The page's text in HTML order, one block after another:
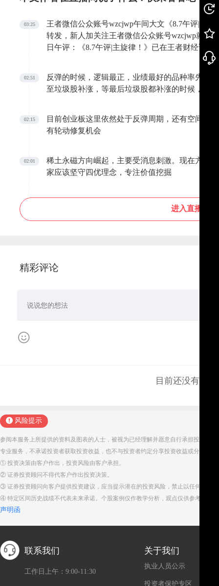
03:25
王者微信公众账号wzcjwp午间大文《8.7午评|主
转发，新人加关注王者微信公众账号wzcjwp就可
日午评：《8.7午评|主旋律！》已在王者财经论坛
om/forum.php?mod=viewthread&tid=34715&extra=
02:51
反弹的时候，逻辑最正，业绩最好的品种率先企
至垃圾股补涨，等最后垃圾股都补涨的时候，反
02:15
目前创业板这里依然处于反弹周期，还有空间，
有轮动修复机会
02:01
稀土永磁方向崛起，主要受消息刺激。现在方向
家应该坚守四优理念，专注价值挖掘
进入直播间
精彩评论
目前还没有评论
风险提示
参阅本服务上所提供的资料及图表的人士，被视为已经理解并愿意自行承担投资服
专业服务，不承诺投资者获取投资收益，也不与投资者约定分享投资收益或分担投
① 投资决策由客户作出，投资风险由客户承担。
② 证券投资顾问不得代客户作出投资决策。
③ 证券投资顾问向客户提供投资建议，应当提示潜在的投资风险，禁止以任何方式
④ 特定区间历史战绩不代表未来承诺。个股案例仅作教学分析，观点仅供参考。股
声明函
联系我们
工作日上午：9:00-11:30
关于我们
执业人员公示
投资者保护专区